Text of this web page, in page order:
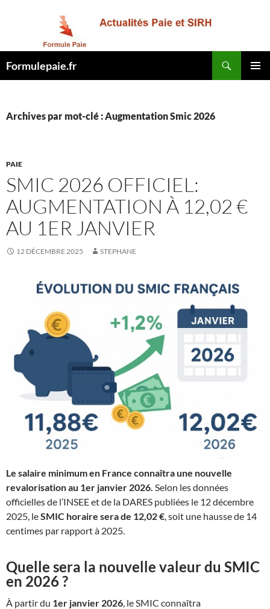
Formulepaie.fr
Archives par mot-clé : Augmentation Smic 2026
PAIE
SMIC 2026 OFFICIEL:
AUGMENTATION À 12,02 €
AU 1ER JANVIER
12 DÉCEMBRE 2025 STEPHANE
Le salaire minimum en France connaîtra une nouvelle
revalorisation au 1er janvier 2026. Selon les données
officielles de l’INSEE et de la DARES publiées le 12 décembre
2025, leSMIC horaire sera de 12,02 € , soit une hausse de 14
centimes par rapport à 2025.
Quelle sera la nouvelle valeur du SMIC
en 2026 ?
À partir du 1er janvier 2026 , le SMIC connaîtra